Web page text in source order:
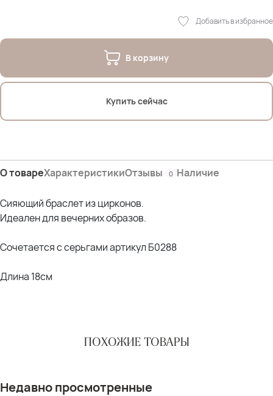
Добавить в избранное
В корзину
Купить сейчас
О товареХарактеристикиОтзывы 0 Наличие
Сияющий браслет из цирконов.
Идеален для вечерних образов.
Сочетается с серьгами артикул Б0288
Длина 18см
ПОХОЖИЕ ТОВАРЫ
Недавно просмотренные